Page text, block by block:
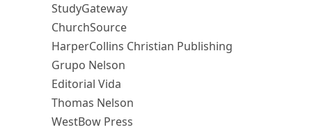
StudyGateway
ChurchSource
HarperCollins Christian Publishing
Grupo Nelson
Editorial Vida
Thomas Nelson
WestBow Press